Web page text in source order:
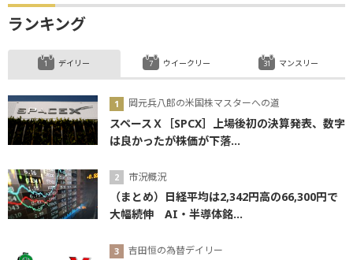
ランキング
デイリー
岡元兵八郎の米国株マスターへの道
スペースＸ［SPCX］上場後初の決算発表、数字
は良かったが株価が下落...
市況概況
（まとめ）日経平均は2,342円高の66,300円で
大幅続伸 AI・半導体銘...
吉田恒の為替デイリー
ウイークリー マンスリー